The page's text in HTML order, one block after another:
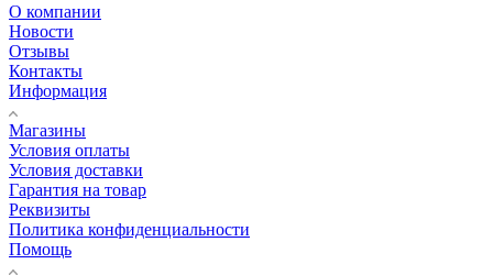
О компании
Новости
Отзывы
Контакты
Информация
Магазины
Условия оплаты
Условия доставки
Гарантия на товар
Реквизиты
Политика конфиденциальности
Помощь